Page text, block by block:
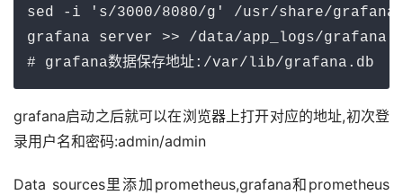
sed -i 's/3000/8080/g' /usr/share/
grafana server >> /data/app_logs/
# grafana数据保存地址:/var/lib/grafana.db
grafana启动之后就可以在浏览器上打开对应的地址,初次登
录用户名和密码:admin/admin
Data sources里添加prometheus,grafana和prometheus